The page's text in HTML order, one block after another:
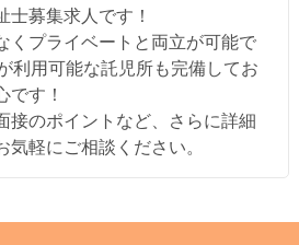
士募集求人です！
くプライベートと両立が可能で
利用可能な託児所も完備してお
です！
接のポイントなど、さらに詳細
気軽にご相談ください。